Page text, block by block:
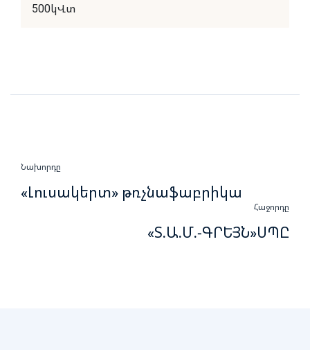
500կՎտ
Նախորդը
«Լուսակերտ» թռչնաֆաբրիկա
Հաջորդը
«Տ.Ա.Մ.-ԳՐԵՅՆ»ՍՊԸ